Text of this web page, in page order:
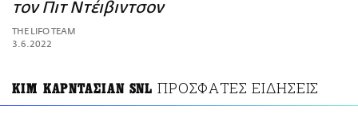
PRINT
τον Πιτ Ντέιβιντσον
THE LIFO TEAM
3.6.2022
ΚΙΜ ΚΑΡΝΤΑΣΙΑΝ SNL ΠΡΟΣΦΑΤΕΣ ΕΙΔΗΣΕΙΣ